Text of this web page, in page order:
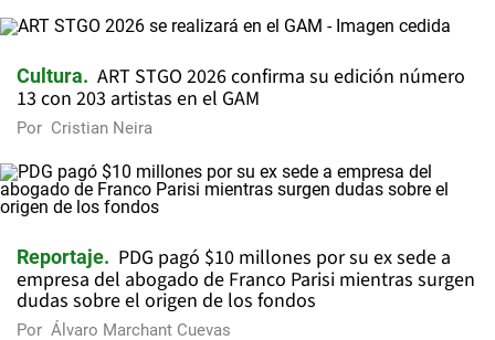
Cultura
ART STGO 2026 confirma su edición número
13 con 203 artistas en el GAM
Por Cristian Neira
Reportaje
PDG pagó $10 millones por su ex sede a
empresa del abogado de Franco Parisi mientras surgen
dudas sobre el origen de los fondos
Por Álvaro Marchant Cuevas